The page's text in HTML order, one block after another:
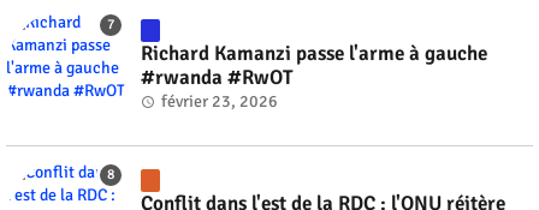
Richard Kamanzi passe l'arme à gauche
#rwanda #RwOT
février 23, 2026
Conflit dans l'est de la RDC : l'ONU réitère